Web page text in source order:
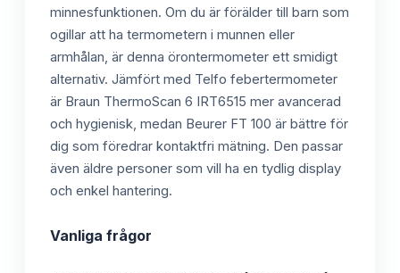
minnesfunktionen. Om du är förälder till barn som
ogillar att ha termometern i munnen eller
armhålan, är denna örontermometer ett smidigt
alternativ. Jämfört med Telfo febertermometer
är Braun ThermoScan 6 IRT6515 mer avancerad
och hygienisk, medan Beurer FT 100 är bättre för
dig som föredrar kontaktfri mätning. Den passar
även äldre personer som vill ha en tydlig display
och enkel hantering.
Vanliga frågor